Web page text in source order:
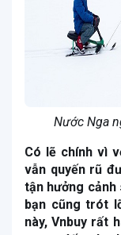
Nước Nga
Có lẽ chính vì
vẫn quyến rũ
tận hưởng cảnh
bạn cũng trót
này, Vnbuy rất